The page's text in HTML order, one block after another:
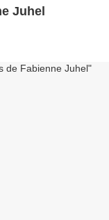
Juhel